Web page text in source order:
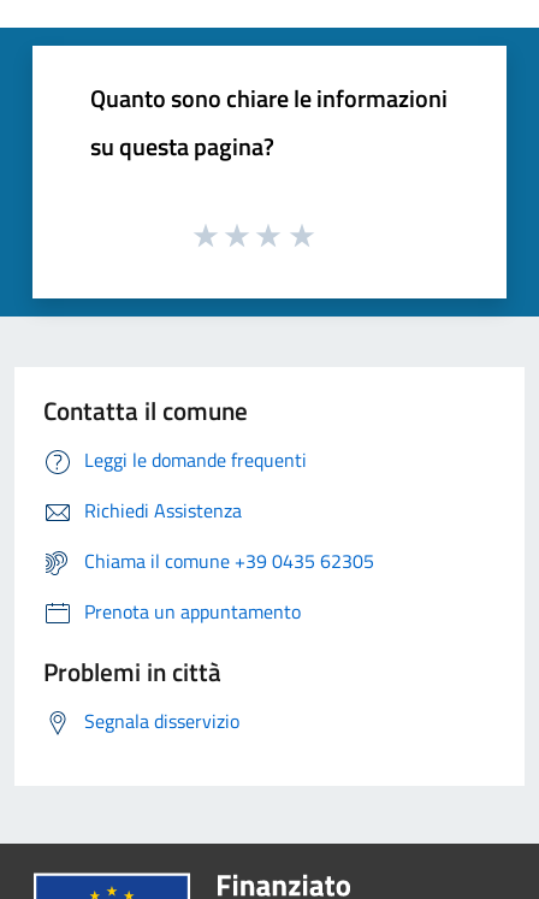
Quanto sono chiare le informazioni
su questa pagina?
Contatta il comune
Leggi le domande frequenti
Richiedi Assistenza
Chiama il comune +39 0435 62305
Prenota un appuntamento
Problemi in città
Segnala disservizio